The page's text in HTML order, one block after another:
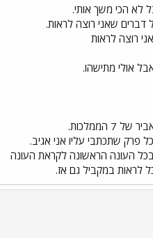
לא הכי משך אותי.
רוצה לראות
אולי מתישהו.
הממלכות.
פרק שתכתבי עליו אני אגיב.
העונה הראשונה לקראת העונה
לראות במקביל גם אז.